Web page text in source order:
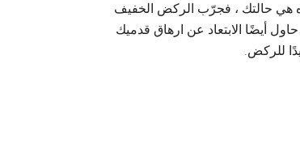
هي حالتك ، فجرّب الركض الخفيف
أيضًا الابتعاد عن ارهاق قدميك
للركض.